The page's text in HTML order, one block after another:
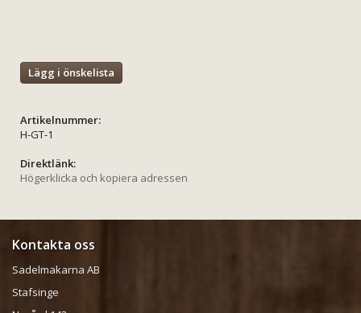
Lägg i önskelista
Artikelnummer:
H-GT-1
Direktlänk:
Högerklicka och kopiera adressen
Kontakta oss
Sadelmakarna AB
Stafsinge